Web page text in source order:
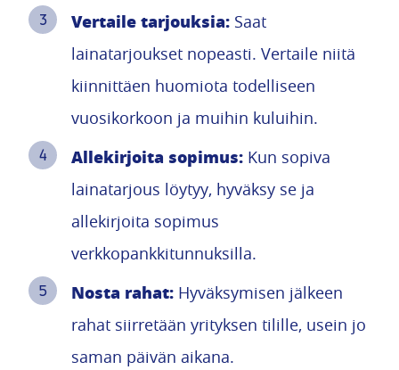
Vertaile tarjouksia: Saat
lainatarjoukset nopeasti. Vertaile niitä
kiinnittäen huomiota todelliseen
vuosikorkoon ja muihin kuluihin.
Allekirjoita sopimus: Kun sopiva
lainatarjous löytyy, hyväksy se ja
allekirjoita sopimus
verkkopankkitunnuksilla.
Nosta rahat: Hyväksymisen jälkeen
rahat siirretään yrityksen tilille, usein jo
saman päivän aikana.